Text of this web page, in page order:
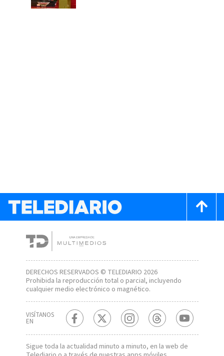
DERECHOS RESERVADOS © TELEDIARIO 2026
Prohibida la reproducción total o parcial, incluyendo
cualquier medio electrónico o magnético.
VISÍTANOS
EN
Sigue toda la actualidad minuto a minuto, en la web de